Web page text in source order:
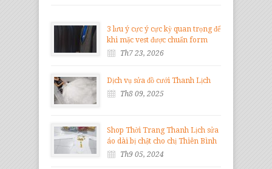
3 lưu ý cực ý cực kỳ quan trọng để
khi mặc vest được chuẩn form
Th7 23, 2026
Dịch vụ sửa đồ cưới Thanh Lịch
Th8 09, 2025
Shop Thời Trang Thanh Lịch sửa
áo dài bị chật cho chị Thiên Bình
Th9 05, 2024